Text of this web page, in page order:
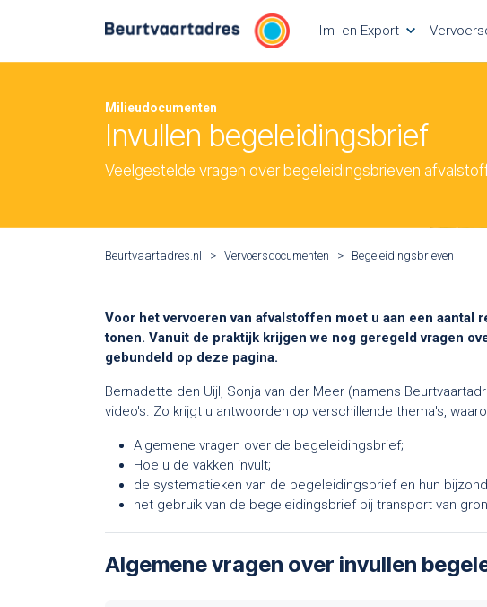
Im- en Export
Milieudocumenten
Invullen begeleidingsbrief
Veelgestelde vragen over begeleidingsbrieven
Beurtvaartadres.nl > Vervoersdocumenten > Begeleidingsbrieven
Voor het vervoeren van afvalstoffen moet u aan een
tonen. Vanuit de praktijk krijgen we nog geregeld vragen
gebundeld op deze pagina.
Bernadette den Uijl, Sonja van der Meer (namens
video's. Zo krijgt u antwoorden op verschillende thema's,
Algemene vragen over de begeleidingsbrief;
Hoe u de vakken invult;
de systematieken van de begeleidingsbrief en hun
het gebruik van de begeleidingsbrief bij transport van
Algemene vragen over invullen